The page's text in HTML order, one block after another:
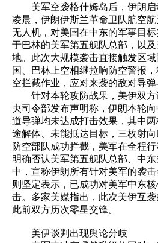
美军空袭格什姆岛后，伊朗启
凌晨，伊朗伊斯兰革命卫队航空航
无人机，对美国在中东的军事目
于巴林的美军第五舰队总部，以
地。此次大规模袭击直接触发区
国、巴林上空相继拉响防空警报
空拦截作业，应对来袭的敌对导弹
针对本轮攻防战果，美伊双方
央司令部发布声明称，伊朗本轮
道导弹均未达成打击效果，其中
途解体、未能抵达目标，三枚射
防空部队成功拦截，美军在全程
明确否认美军第五舰队总部、中
中，宣称伊朗所有针对美军的袭
则坚定表示，已成功对美军中东
击。多家美媒指出，此次美伊互
此前双方历次零星交锋。
美伊谈判出现舆论分歧